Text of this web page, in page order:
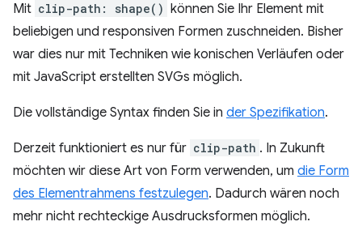
Mit clip-path: shape() können Sie Ihr Element mit
beliebigen und responsiven Formen zuschneiden. Bisher
war dies nur mit Techniken wie konischen Verläufen oder
mit JavaScript erstellten SVGs möglich.
Die vollständige Syntax finden Sie in der Spezifikation.
Derzeit funktioniert es nur für clip-path . In Zukunft
möchten wir diese Art von Form verwenden, um die Form
des Elementrahmens festzulegen. Dadurch wären noch
mehr nicht rechteckige Ausdrucksformen möglich.